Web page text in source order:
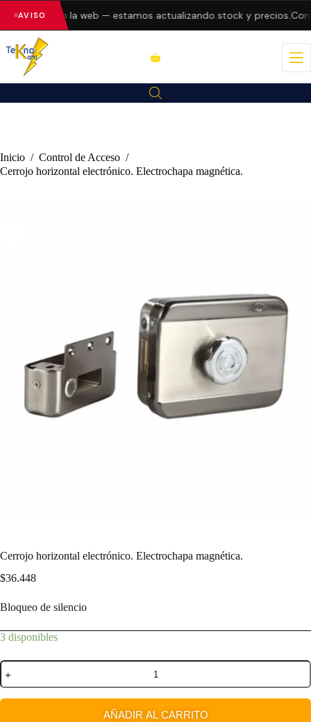
AVISO
errores en la web — estamos actualizando stock y precios.
Inicio / Control de Acceso /
Cerrojo horizontal electrónico. Electrochapa magnética.
Cerrojo horizontal electrónico. Electrochapa magnética.
$36.448
Bloqueo de silencio
3 disponibles
AÑADIR AL CARRITO